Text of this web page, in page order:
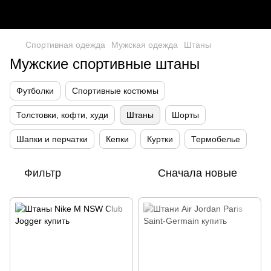
Спортивная одежда Мужская одежда Штаны
Мужские спортивные штаны
Футболки Спортивные костюмы
Толстовки, кофти, худи Штаны Шорты
Шапки и перчатки Кепки Куртки Термобелье
Фильтр Сначала новые